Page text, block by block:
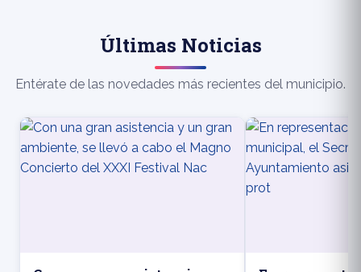
Últimas Noticias
Entérate de las novedades más recientes del municipio.